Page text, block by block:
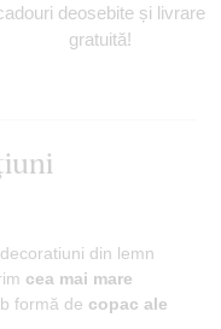
deosebite și livrare
gratuită!
din lemn
cea mai mare
formă de copac ale